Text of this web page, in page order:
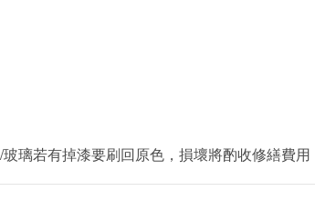
璃若有掉漆要刷回原色，損壞將酌收修繕費用